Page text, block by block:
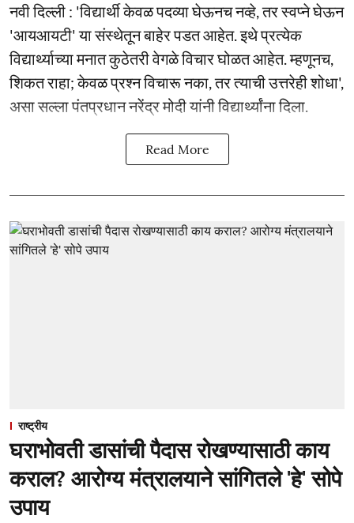
नवी दिल्ली : 'विद्यार्थी केवळ पदव्या घेऊनच नव्हे, तर स्वप्ने घेऊन
'आयआयटी' या संस्थेतून बाहेर पडत आहेत. इथे प्रत्येक
विद्यार्थ्याच्या मनात कुठेतरी वेगळे विचार घोळत आहेत. म्हणूनच,
शिकत राहा; केवळ प्रश्न विचारू नका, तर त्याची उत्तरेही शोधा',
असा सल्ला पंतप्रधान नरेंद्र मोदी यांनी विद्यार्थ्यांना दिला.
Read More
राष्ट्रीय
घराभोवती डासांची पैदास रोखण्यासाठी काय
कराल? आरोग्य मंत्रालयाने सांगितले 'हे' सोपे
उपाय